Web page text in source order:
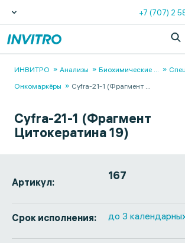
+7 (707) 2
ИНВИТРО Анализы Биохимические ...
Онкомаркёры
Cyfra-21-1 (Фрагмент ...
Cyfra-21-1 (Фрагмент
Цитокератина 19)
Артикул: 167
Срок исполнения: до 3